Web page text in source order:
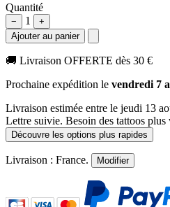
Quantité
− 1
+
Ajouter au panier
🚚 Livraison OFFERTE dès 30 €
Prochaine expédition le vendredi 7
Livraison estimée entre le jeudi 13
Lettre suivie. Besoin des tattoos plus
Découvre les options plus rapides
Livraison : France. Modifier